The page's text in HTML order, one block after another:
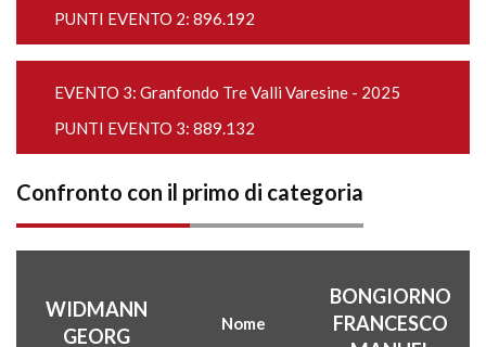
PUNTI EVENTO 2: 896.192
EVENTO 3: Granfondo Tre Valli Varesine - 2025
PUNTI EVENTO 3: 889.132
Confronto con il primo di categoria
WIDMANN
GEORG
Nome
BONGIORNO
FRANCESCO